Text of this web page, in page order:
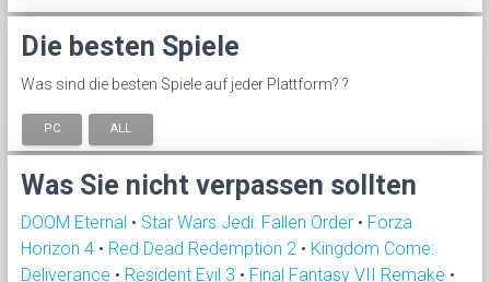
Die besten Spiele
Was sind die besten Spiele auf jeder Plattform? ?
PC ALL
Was Sie nicht verpassen sollten
DOOM Eternal • Star Wars Jedi: Fallen Order • Forza
Horizon 4 • Red Dead Redemption 2 • Kingdom Come:
Deliverance • Resident Evil 3 • Final Fantasy VII Remake •